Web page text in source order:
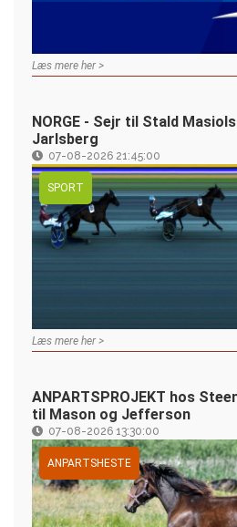
Læs mere her >
NORGE - Sejr til Stald
Jarlsberg
07-08-2026 21:45:00
SPORT
Læs mere her >
ANPARTSPROJEKT hos
til Mason og Jefferson
07-08-2026 13:30:00
ANPARTSHESTE